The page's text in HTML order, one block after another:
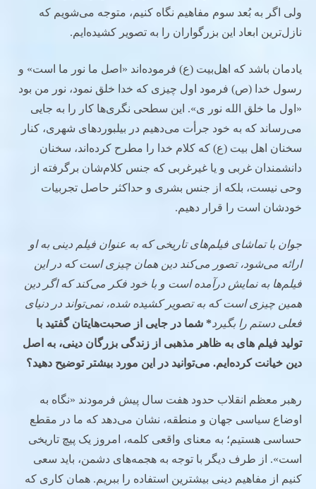
ولی اگر به بُعد سوم مفاهیم نگاه کنیم، متوجه می‌شویم که
نازل‌ترین ابعاد این بزرگواران را به تصویر کشیده‌ایم.
یادمان باشد که اهل‌بیت (ع) فرموده‌اند «اصل ما نور ما است» و
رسول خدا (ص) فرمود اول چیزی که خدا خلق نمود، نور من بود
«اول ما خلق الله نور ی». این سطحی نگری‌ها کار را به جایی
می‌رساند که به خود جرأت می‌دهیم در بیلبوردهای شهری، کنار
سخنان اهل بیت (ع) که کلام خدا را مطرح کرده‌اند، سخنان
دانشمندان غربی و یا غیرغربی که جنس کلام‌شان برگرفته از
وحی نیست، بلکه از جنس بشری و حداکثر حاصل تجربیات
خودشان است را قرار دهیم.
جوان با تماشای فیلم‌های تاریخی که به عنوان فیلم دینی به او
ارائه می‌شود، تصور می‌کند دین همان چیزی است که در این
فیلم‌ها به نمایش درآمده است و با خود فکر می‌کند که اگر دین
همین چیزی است که به تصویر کشیده شده، نمی‌تواند در دنیای
فعلی دستم را بگیرد* شما در جایی از صحبت‌هایتان گفتید با
تولید فیلم‌ های به ظاهر مذهبی از زندگی بزرگان دینی، به اصل
دین خیانت کرده‌ایم. می‌توانید در این مورد بیشتر توضیح دهید؟
رهبر معظم انقلاب حدود هفت سال پیش فرمودند «نگاه به
اوضاع سیاسی جهان و منطقه، نشان می‌دهد که ما در مقطع
حساسی هستیم؛ به معنای واقعی کلمه، امروز یک پیچ تاریخی
است». از طرف دیگر با توجه به هجمه‌های دشمن، باید سعی
کنیم از مفاهیم دینی بیشترین استفاده را ببریم. همان کاری که